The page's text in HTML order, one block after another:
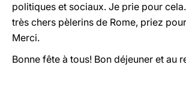
politiques et sociaux. Je prie pour
très chers pèlerins de Rome, priez
Merci.
Bonne fête à tous! Bon déjeuner et au